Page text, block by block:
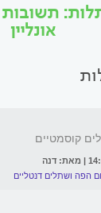
תשובות
אונליין
קוסמטיים
הפה ושתלים דנטליים